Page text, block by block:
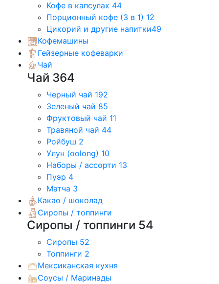
Кофе в капсулах 44
Порционный кофе (3 в 1) 12
Цикорий и другие напитки49
Кофемашины
Гейзерные кофеварки
Чай
Чай 364
Черный чай 192
Зеленый чай 85
Фруктовый чай 11
Травяной чай 44
Ройбуш 2
Улун (oolong) 10
Наборы / ассорти 13
Пуэр 4
Матча 3
Какао / шоколад
Сиропы / топпинги
Сиропы / топпинги 54
Сиропы 52
Топпинги 2
Мексиканская кухня
Соусы / Маринады